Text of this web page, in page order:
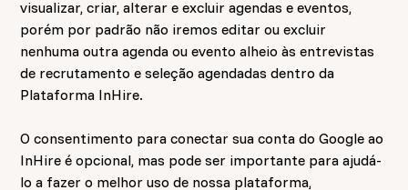
visualizar, criar, alterar e excluir agendas e eventos,
porém por padrão não iremos editar ou excluir
nenhuma outra agenda ou evento alheio às entrevistas
de recrutamento e seleção agendadas dentro da
Plataforma InHire.
O consentimento para conectar sua conta do Google ao
InHire é opcional, mas pode ser importante para ajudá-
lo a fazer o melhor uso de nossa plataforma,